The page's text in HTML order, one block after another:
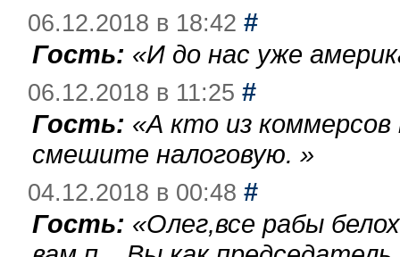
06.12.2018 в 18:42 #
Гость: «И до нас уже
06.12.2018 в 11:25 #
Гость: «А кто из
смешите налоговую. »
04.12.2018 в 00:48 #
Гость: «Олег,все рабы